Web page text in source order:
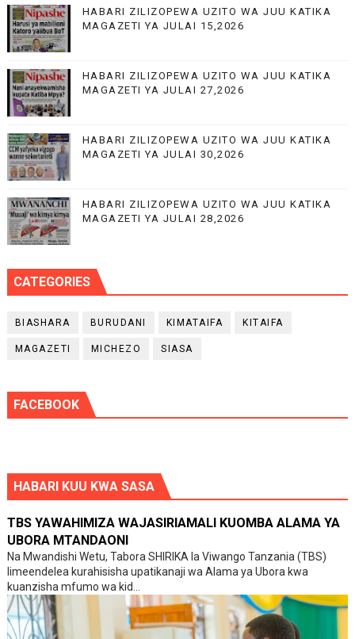
HABARI ZILIZOPEWA UZITO WA JUU KATIKA
MAGAZETI YA JULAI 15,2026
HABARI ZILIZOPEWA UZITO WA JUU KATIKA
MAGAZETI YA JULAI 27,2026
HABARI ZILIZOPEWA UZITO WA JUU KATIKA
MAGAZETI YA JULAI 30,2026
HABARI ZILIZOPEWA UZITO WA JUU KATIKA
MAGAZETI YA JULAI 28,2026
CATEGORIES
BIASHARA BURUDANI KIMATAIFA KITAIFA
MAGAZETI MICHEZO SIASA
FACEBOOK
HABARI KUU KWA SASA
TBS YAWAHIMIZA WAJASIRIAMALI KUOMBA ALAMA YA
UBORA MTANDAONI
Na Mwandishi Wetu, Tabora SHIRIKA la Viwango Tanzania (TBS)
limeendelea kurahisisha upatikanaji wa Alama ya Ubora kwa
kuanzisha mfumo wa kid...